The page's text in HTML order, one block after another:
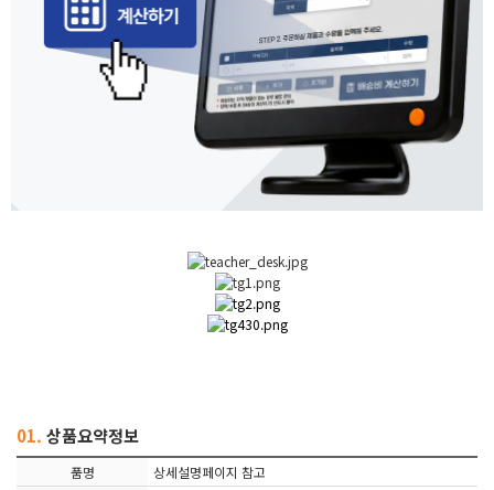
01. 상품요약정보
품명
상세설명페이지 참고